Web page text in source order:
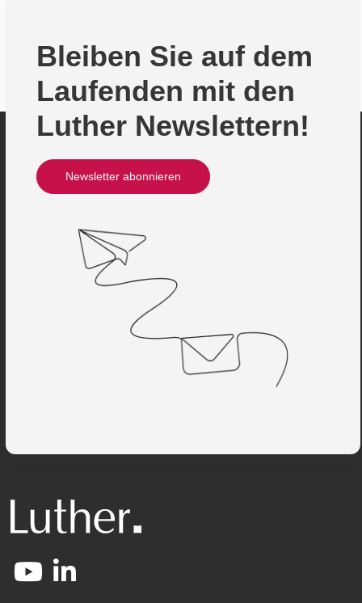
Bleiben Sie auf dem
Laufenden mit den
Luther Newslettern!
Newsletter abonnieren